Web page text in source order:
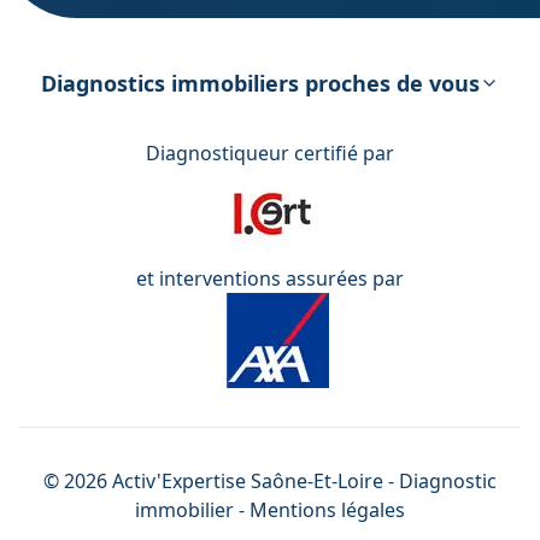
énergétique
Diagnostics immobiliers proches de vous
Diagnostiqueur certifié par
et interventions assurées par
©2026Activ'ExpertiseSaône-Et-Loire- Diagnostic
immobilier - Mentions légales